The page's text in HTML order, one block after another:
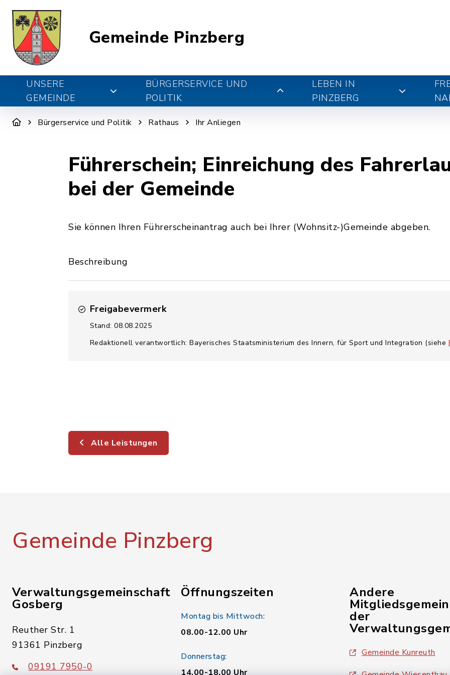
Gemeinde Pinzberg
UNSERE
GEMEINDE
BÜRGERSERVICE UND
POLITIK
LEBEN IN
PINZBERG
Bürgerservice und Politik Rathaus Ihr Anliegen
Führerschein; Einreichung des
bei der Gemeinde
Sie können Ihren Führerscheinantrag auch bei Ihrer (Wohnsitz-)Gemeinde abgeben.
Beschreibung
Freigabevermerk
Stand: 08.08.2025
Redaktionell verantwortlich: Bayerisches Staatsministerium des Innern, für Sport und Integration (siehe
Alle Leistungen
Gemeinde Pinzberg
Verwaltungsgemeinschaft
Gosberg
Reuther Str. 1
91361 Pinzberg
09191 7950-0
Öffnungszeiten
Montag bis Mittwoch:
08.00-12.00 Uhr
Donnerstag:
14.00-18.00 Uhr
Andere
der
Gemeinde Kunreuth